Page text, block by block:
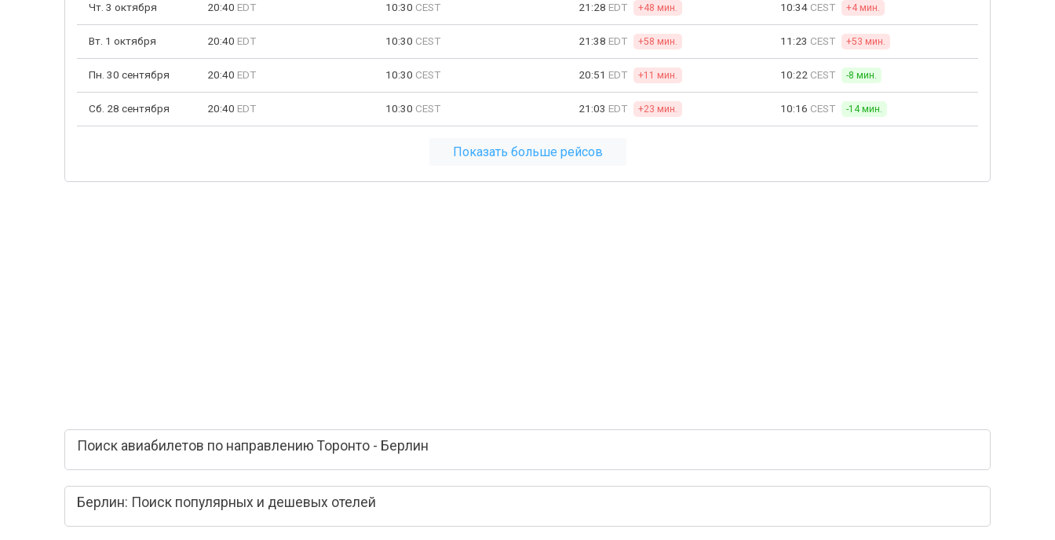
Чт. 3 октября 20:40 EDT 10:30 CEST 21:28 EDT +48 мин. 10:34 CEST +4 мин.
Вт. 1 октября 20:40 EDT 10:30 CEST 21:38 EDT +58 мин. 11:23 CEST +53 мин.
Пн. 30 сентября 20:40 EDT 10:30 CEST 20:51 EDT +11 мин. 10:22 CEST -8 мин.
Сб. 28 сентября 20:40 EDT 10:30 CEST 21:03 EDT +23 мин. 10:16 CEST -14 мин.
Показать больше рейсов
Поиск авиабилетов по направлению Торонто - Берлин
Берлин: Поиск популярных и дешевых отелей